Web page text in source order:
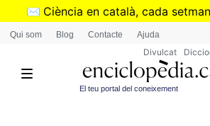
Vés
✉️ Ciència en català, cada
➜Subscriu-te al butlletí de
Qui som Blog Contacte Ajuda
Divulcat
El teu portal del coneixement